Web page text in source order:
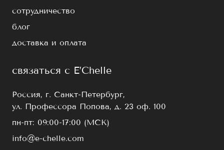
сотрудничество
блог
доставка и оплата
связаться с E’Chelle
Россия, г. Санкт-Петербург,
ул. Профессора Попова, д. 23 оф. 100
пн-пт: 09:00-17:00 (МСК)
info@e-chelle.com